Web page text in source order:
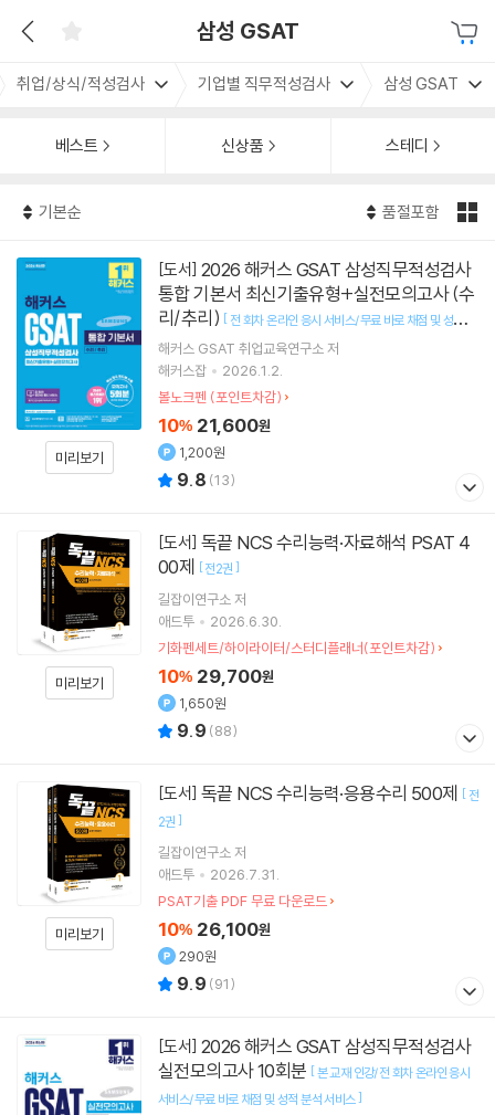
삼성 GSAT
취업/상식/적성검사 기업별 직무적성검사 삼성 GSAT
베스트 신상품 스테디
기본순 품절포함
미리보기
[도서]
통합 기본서 최신기출유형+실전모의고사 (수
리/추리) [ 전 회차 온라인 응시 서비스/무료 바로 채점 및 성적 분
석 서비스]
해커스 GSAT 취업교육연구소 저
해커스잡
2026.1.2.
볼노크펜 (포인트차감)
10% 21,600원
1,200원
9.8 (13)
미리보기
[도서]
00제 [전2권 ]
길잡이연구소 저
애드투
2026.6.30.
기화펜세트/하이라이터/스터디플래너(포인트차감)
10% 29,700원
1,650원
9.9 (88)
미리보기
[도서] 독끝 NCS 수리능력·응용수리 500제 [ 전
2권 ]
길잡이연구소 저
애드투
2026.7.31.
PSAT기출 PDF 무료 다운로드
10% 26,100원
290원
9.9 (91)
[도서]
실전모의고사 10회분 [본 교재 인강/전 회차 온라인 응시
서비스/무료 바로 채점 및 성적 분석 서비스]